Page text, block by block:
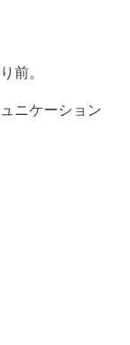
前。
ニケーション